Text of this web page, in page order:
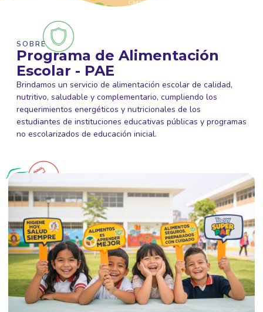
SOBRE
Programa de Alimentación
Escolar - PAE
Brindamos un servicio de alimentación escolar de calidad,
nutritivo, saludable y complementario, cumpliendo los
requerimientos energéticos y nutricionales de los
estudiantes de instituciones educativas públicas y programas
no escolarizados de educación inicial.